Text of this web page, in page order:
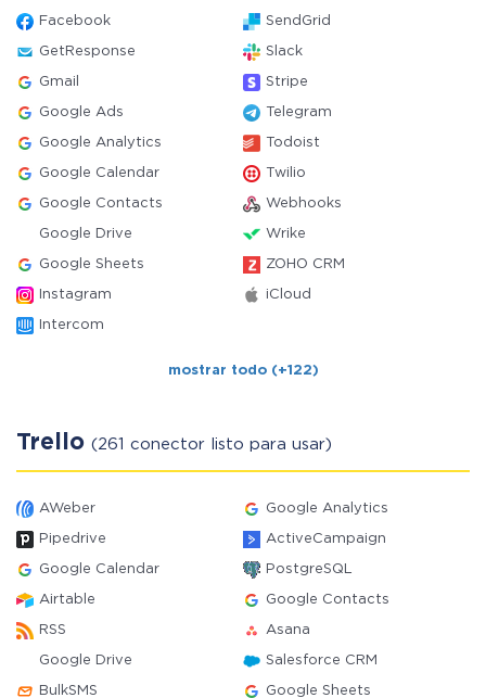
Facebook SendGrid
GetResponse Slack
Gmail Stripe
Google Ads Telegram
Google Analytics Todoist
Google Calendar Twilio
Google Contacts Webhooks
Google Drive Wrike
Google Sheets ZOHO CRM
Instagram iCloud
Intercom
mostrar todo (+122)
Trello (261 conector listo para usar)
AWeber Google Analytics
Pipedrive ActiveCampaign
Google Calendar PostgreSQL
Airtable Google Contacts
RSS Asana
Google Drive Salesforce CRM
BulkSMS Google Sheets